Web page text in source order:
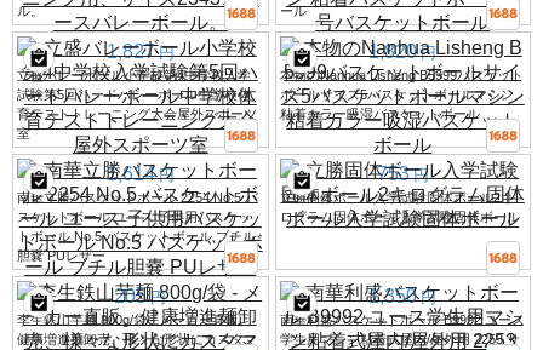
ル。
ール
1,827 円
立盛バレーボール小学校第4中学校入学
試験第5回ハードバレーボール中学校体
育テストトレーニング大会屋外スポーツ
室
1,820 円
本物のNanhua Lisheng B5999バスケット
ボールサイズ5バスケットボールマシン
粘着カラー吸湿バスケットボール
1,614 円
南華立勝バスケットボール 2254 No.5 バ
スケットボール ユース 子供用バスケッ
トボール No.5 バスケットボール ブチル
胆嚢 PUレザー
753 円
立勝固体ボール入学試験固体ボール2キ
ログラム固体ボール入学試験固体ボール
205 円
李生鉄山芋麺 800g/袋 - メーカー直販、
健康増進麺卸売、様々な形状にカスタマ
1,350 円
南華利盛バスケットボール B9992 ユース
学生用マシン粘着式屋内/屋外用 2253 サ